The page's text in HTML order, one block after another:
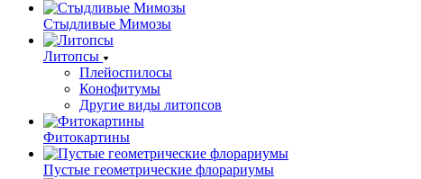
Стыдливые Мимозы
Литопсы
Плейоспилосы
Конофитумы
Другие виды литопсов
Фитокартины
Пустые геометрические флорариумы